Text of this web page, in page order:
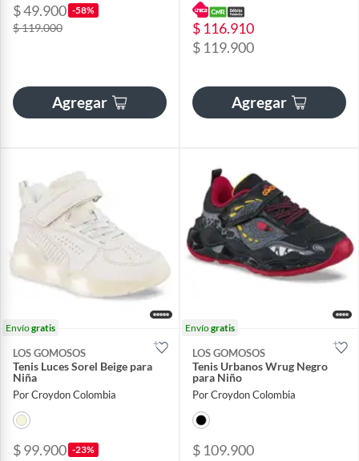
$ 49.900 -58%
$ 119.000
Agregar
$ 116.910
$ 119.900
Agregar
Envíogratis
LOS GOMOSOS
Tenis Luces Sorel Beige para
Niña
Por Croydon Colombia
$ 99.900 -23%
Envíogratis
LOS GOMOSOS
Tenis Urbanos Wrug Negro
para Niño
Por Croydon Colombia
$ 109.900